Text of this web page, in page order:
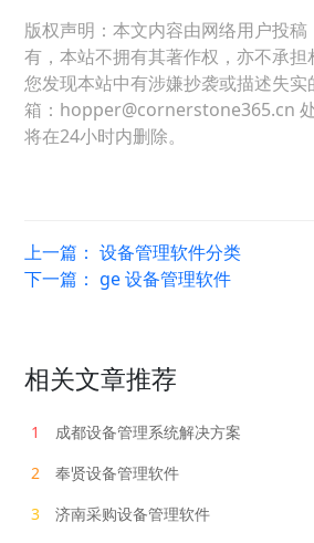
版权声明：本文内容由网络用户投
有，本站不拥有其著作权，亦不承
您发现本站中有涉嫌抄袭或描述失
箱：hopper@cornerstone365.cn
将在24小时内删除。
上一篇：设备管理软件分类
下一篇： ge 设备管理软件
相关文章推荐
1
成都设备管理系统解决方案
2
奉贤设备管理软件
3
济南采购设备管理软件